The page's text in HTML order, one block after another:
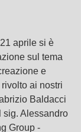
aprile si è
sul tema
e
ai nostri
Baldacci
sig. Alessandro
Group -